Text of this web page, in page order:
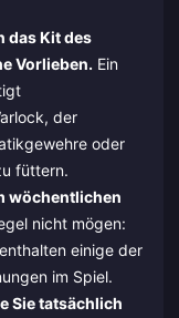
das Kit des
Vorlieben. Ein
der
oder
füttern.
wöchentlichen
nicht mögen:
einige der
im Spiel.
Sie tatsächlich